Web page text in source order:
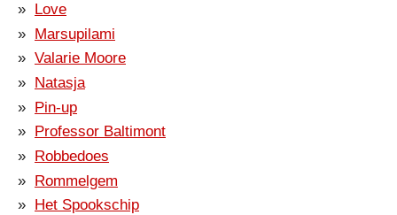
Love
Marsupilami
Valarie Moore
Natasja
Pin-up
Professor Baltimont
Robbedoes
Rommelgem
Het Spookschip